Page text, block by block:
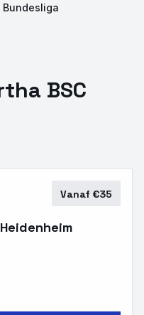
Bundesliga
BSC
Vanaf €35